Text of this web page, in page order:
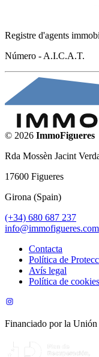
Registre d'agents
Número - A.I.C.A.T.
© 2026 ImmoFigueres
Rda Mossèn Jacint
17600 Figueres
Girona (Spain)
(+34) 680 687 237
info@immofigueres.com
Contacta
Política de
Avís legal
Política de cookies
Financiado por la